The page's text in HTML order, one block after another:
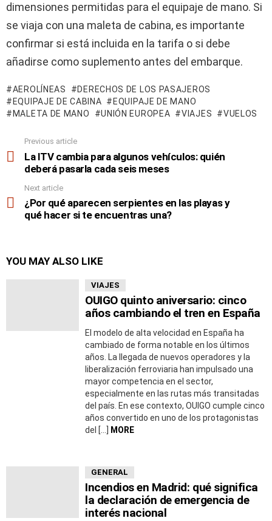
dimensiones permitidas para el equipaje de mano. Si
se viaja con una maleta de cabina, es importante
confirmar si está incluida en la tarifa o si debe
añadirse como suplemento antes del embarque.
AEROLÍNEAS
DERECHOS DE LOS PASAJEROS
EQUIPAJE DE CABINA
EQUIPAJE DE MANO
MALETA DE MANO
UNIÓN EUROPEA VIAJES VUELOS
more
Previous article
La ITV cambia para algunos vehículos: quién
deberá pasarla cada seis meses
Next article
¿Por qué aparecen serpientes en las playas y
qué hacer si te encuentras una?
YOU MAY ALSO LIKE
VIAJES
OUIGO quinto aniversario: cinco
años cambiando el tren en España
El modelo de alta velocidad en España ha
cambiado de forma notable en los últimos
años. La llegada de nuevos operadores y la
liberalización ferroviaria han impulsado una
mayor competencia en el sector,
especialmente en las rutas más transitadas
del país. En ese contexto, OUIGO cumple cinco
años convertido en uno de los protagonistas
del […]
MORE
GENERAL
Incendios en Madrid: qué significa
la declaración de emergencia de
interés nacional